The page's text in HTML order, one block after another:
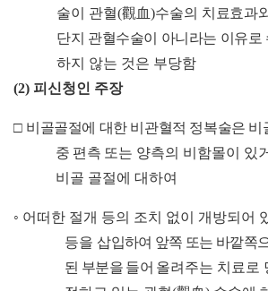
술이 관혈(觀血)수술의 치료효과
단지 관혈수술이 아니라는 이유로
하지 않는 것은 부당함
(2) 피신청인 주장
□ 비골골절에 대한 비관혈적 정복술은 비
중 편측 또는 양측의 비함몰이 있
비골 골절에 대하여
◦ 어떠한 절개 등의 조치 없이 개방되어
등을 삽입하여 앞쪽 또는 바깥쪽
된 부분을 들어 올려주는 치료로